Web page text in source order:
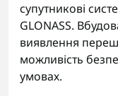
супутникові
GLONASS.
виявлення
можливість
умовах.